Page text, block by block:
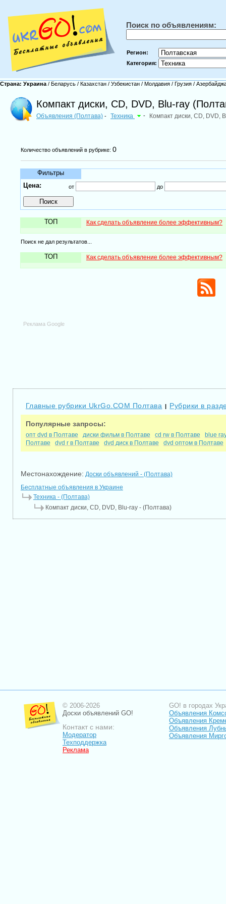
Поиск по объявлениям:
Регион:
Категория:
Страна: Украина / Беларусь / Казахстан / Узбекистан / Молдавия / Грузия /
Компакт диски, CD, DVD, Blu-ray
Объявления (Полтава) - Техника - Компакт диски, CD, DVD,
Количество объявлений в рубрике: 0
Фильтры
Цена:
от до
ТОП Как сделать объявление более эффективным?
Поиск не дал результатов...
ТОП Как сделать объявление более эффективным?
Реклама Google
Главные рубрики UkrGo.COM Полтава | Рубрики в
Популярные запросы:
опт dvd в Полтаве диски фильм в Полтаве cd rw в Полтаве
blue
Полтаве
dvd r в Полтаве dvd диск в Полтаве dvd оптом в Полтаве
Местонахождение: Доски объявлений - (Полтава)
Бесплатные объявления в Украине
Техника - (Полтава)
Компакт диски, CD, DVD, Blu-ray - (Полтава)
© 2006-2026
Доски объявлений GO!
Контакт с нами:
Модератор
Техподдержка
Реклама
GO! в городах
Объявления
Объявления
Объявления
Объявления